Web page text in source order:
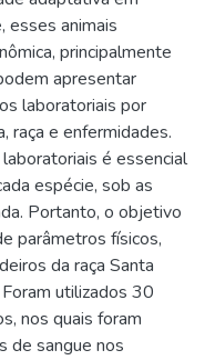
esses animais
principalmente
apresentar
laboratoriais por
raça e enfermidades.
é essencial
espécie, sob as
Portanto, o objetivo
parâmetros físicos,
da raça Santa
utilizados 30
nos quais foram
de sangue nos